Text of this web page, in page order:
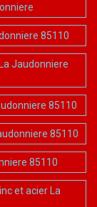
85110
Jaudonniere
85110
85110
85110
et acier La